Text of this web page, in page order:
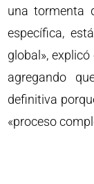
una tormenta
específica,
global»,
agregando
definitiva
«proceso